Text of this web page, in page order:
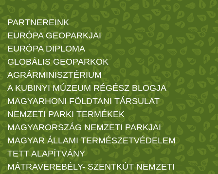
PARTNEREINK
EURÓPA GEOPARKJAI
EURÓPA DIPLOMA
GLOBÁLIS GEOPARKOK
AGRÁRMINISZTÉRIUM
A KUBINYI MÚZEUM RÉGÉSZ BLOGJA
MAGYARHONI FÖLDTANI TÁRSULAT
NEMZETI PARKI TERMÉKEK
MAGYARORSZÁG NEMZETI PARKJAI
MAGYAR ÁLLAMI TERMÉSZETVÉDELEM
TETT ALAPÍTVÁNY
MÁTRAVEREBÉLY- SZENTKÚT NEMZETI